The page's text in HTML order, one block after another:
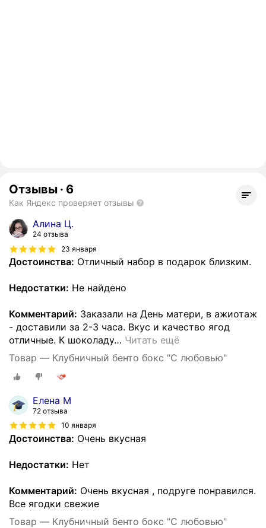
Отзывы · 6
Как Яндекс проверяет отзывы
Алина Ц.
24 отзыва
23 января
Достоинства: Отличный набор в подарок близким.
Недостатки: Не найдено
Комментарий: Заказали на День матери, в ажиотаж
- доставили за 2-3 часа. Вкус и качество ягод
отличные. К шоколаду… Читать ещё
Товар — Клубничный бенто бокс "С любовью"
Елена М
72 отзыва
10 января
Достоинства: Очень вкусная
Недостатки: Нет
Комментарий: Очень вкусная , подруге понравился.
Все ягодки свежие
Товар — Клубничный бенто бокс "С любовью"